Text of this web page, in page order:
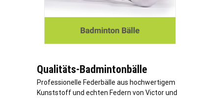
Qualitäts-Badmintonbälle
Professionelle Federbälle aus hochwertigem
Kunststoff und echten Federn von Victor und